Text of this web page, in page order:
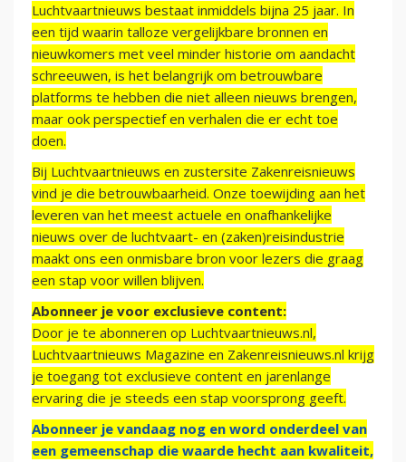
Luchtvaartnieuws bestaat inmiddels bijna 25 jaar. In
een tijd waarin talloze vergelijkbare bronnen en
nieuwkomers met veel minder historie om aandacht
schreeuwen, is het belangrijk om betrouwbare
platforms te hebben die niet alleen nieuws brengen,
maar ook perspectief en verhalen die er echt toe
doen.
Bij Luchtvaartnieuws en zustersite Zakenreisnieuws
vind je die betrouwbaarheid. Onze toewijding aan het
leveren van het meest actuele en onafhankelijke
nieuws over de luchtvaart- en (zaken)reisindustrie
maakt ons een onmisbare bron voor lezers die graag
een stap voor willen blijven.
Abonneer je voor exclusieve content:
Door je te abonneren op Luchtvaartnieuws.nl,
Luchtvaartnieuws Magazine en Zakenreisnieuws.nl krijg
je toegang tot exclusieve content en jarenlange
ervaring die je steeds een stap voorsprong geeft.
Abonneer je vandaag nog en word onderdeel van
een gemeenschap die waarde hecht aan kwaliteit,